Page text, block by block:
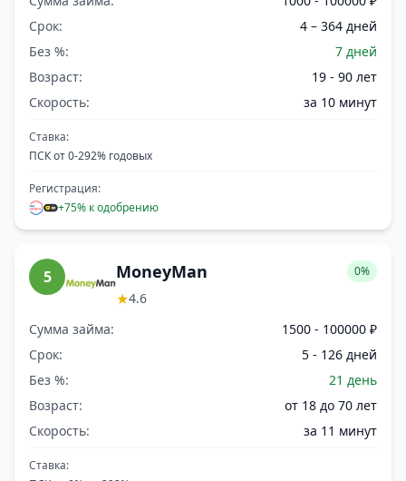
Срок:
4 – 364 дней
Без %:
7 дней
Возраст:
19 - 90 лет
Скорость:
за 10 минут
Ставка:
ПСК от 0-292% годовых
Регистрация:
+75% к одобрению
5 MoneyMan
★4.6
0%
Сумма займа:
1500 - 100000 ₽
Срок:
5 - 126 дней
Без %:
21 день
Возраст:
от 18 до 70 лет
Скорость:
за 11 минут
Ставка: